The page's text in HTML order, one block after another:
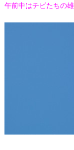
午前中はチビたちの